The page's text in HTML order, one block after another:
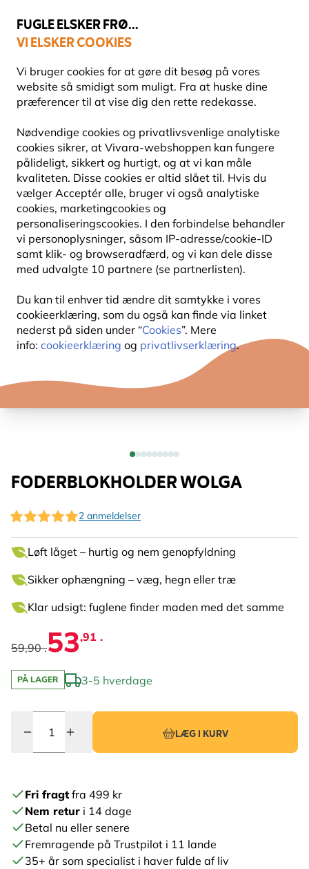
FUGLE ELSKER FRØ...
VI ELSKER COOKIES
Vi bruger cookies for at gøre dit besøg på vores
website så smidigt som muligt. Fra at huske dine
præferencer til at vise dig den rette redekasse.
Nødvendige cookies og privatlivsvenlige analytiske
cookies sikrer, at Vivara-webshoppen kan fungere
pålideligt, sikkert og hurtigt, og at vi kan måle
kvaliteten. Disse cookies er altid slået til. Hvis du
vælger Acceptér alle, bruger vi også analytiske
cookies, marketingcookies og
personaliseringscookies. I den forbindelse behandler
vi personoplysninger, såsom IP-adresse/cookie-ID
samt klik- og browseradfærd, og vi kan dele disse
med udvalgte 10 partnere (se partnerlisten).
Du kan til enhver tid ændre dit samtykke i vores
cookieerklæring, som du også kan finde via linket
nederst på siden under “Cookies”. Mere
info: cookieerklæring og privatlivserklæring.
Topbedømt i 11 lande
10% RABAT
FODERBLOKHOLDER WOLGA
2 anmeldelser
Løft låget – hurtig og nem genopfyldning
Sikker ophængning – væg, hegn eller træ
Klar udsigt: fuglene finder maden med det samme
59,90 .53,91 .
PÅ LAGER 3-5 hverdage
LÆG I KURV
Fri fragtfra 499 kr
Nem retur i 14 dage
Betal nu eller senere
Fremragende på Trustpilot i 11 lande
35+ år som specialist i haver fulde af liv